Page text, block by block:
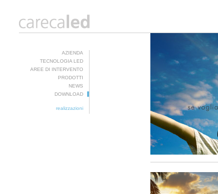
AZIENDA
TECNOLOGIA LED
AREE DI INTERVENTO
PRODOTTI
NEWS
DOWNLOAD
realizzazioni